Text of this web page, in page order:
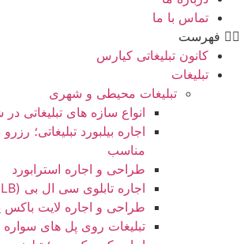
تماس با ما
فهرست
کانون تبلیغاتی کیارس
تبلیغات
تبلیغات محیطی و شهری
انواع سازه‌ های تبلیغاتی
اجاره بیلبورد تبلیغاتی؛
مناسب
طراحی و اجاره استرابورد
اجاره تابلوی سی ال بی (CLB)
طراحی و اجاره لایت باکس
تبلیغات روی پل های سواره